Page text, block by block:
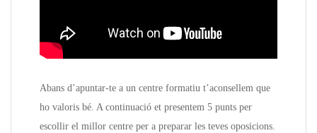
Abans d’apuntar-te a un centre formatiu t’aconsellem que
ho valoris bé. A continuació et presentem 5 punts per
escollir el millor centre per a preparar les teves oposicions.